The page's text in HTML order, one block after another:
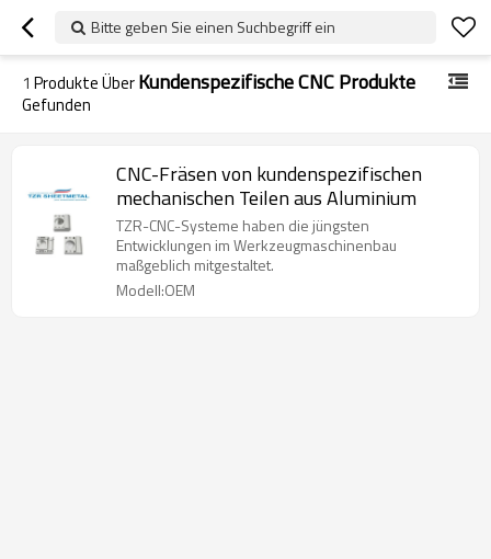
Bitte geben Sie einen Suchbegriff ein
1 Produkte ÜberKundenspezifische CNC Produkte
Gefunden
CNC-Fräsen von kundenspezifischen
mechanischen Teilen aus Aluminium
TZR-CNC-Systeme haben die jüngsten
Entwicklungen im Werkzeugmaschinenbau
maßgeblich mitgestaltet.
Modell:OEM